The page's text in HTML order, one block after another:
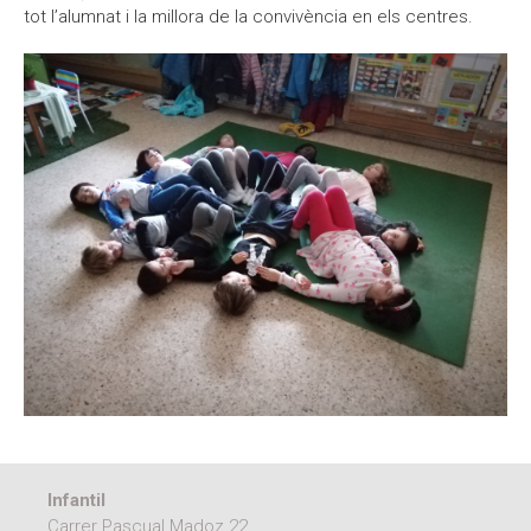
Documents autoritzacions / Justificants
Documentació Activitats Extraescolars
Moodle
tot l’alumnat i la millora de la convivència en els centres.
Infantil
Carrer Pascual Madoz 22